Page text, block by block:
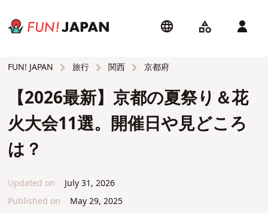
FUN! JAPAN 旅行 関西 京都府
【2026最新】京都の夏祭り＆花
火大会11選。開催日や見どころ
は？
Updated on
July 31, 2026
Published on
May 29, 2025